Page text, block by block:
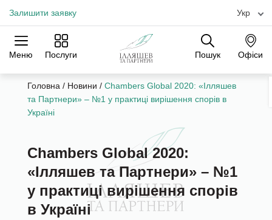
Залишити заявку Укр
Меню Послуги Пошук Офіси
Практики Галузі
Офіси
Головна / Новини / Chambers Global 2020: «Ілляшев
та Партнери» – №1 у практиці вирішення спорів в
Україні
Chambers Global 2020:
«Ілляшев та Партнери» – №1
у практиці вирішення спорів
в Україні